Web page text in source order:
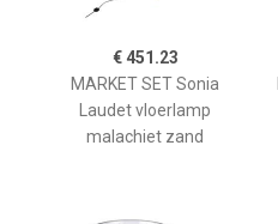
€ 451.23
MARKET SET Sonia
Laudet vloerlamp
malachiet zand